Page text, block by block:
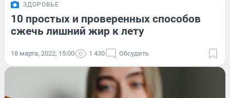
ЗДОРОВЬЕ
10 простых и проверенных способов
сжечь лишний жир к лету
18 марта, 2022, 15:00 1 430 Обсудить